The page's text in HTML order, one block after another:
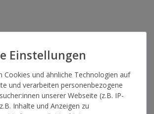
Rap, Soul, R&B und Pop verarbeitet BRKN
mal provokant, aber immer klar
marbled
Cookies und ähnliche Technologien auf
und verarbeiten personenbezogene
unserer Webseite (z.B. IP-
Inhalte und Anzeigen zu